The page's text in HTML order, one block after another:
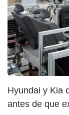
Hyundai y Kia
antes de que